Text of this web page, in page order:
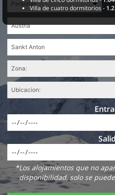
*Los alojamientos que no
disponibilidad, solo se
Villa de cuatro dormitorios -